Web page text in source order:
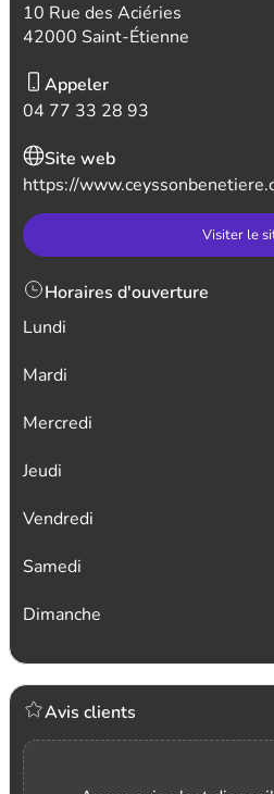
10 Rue des Aciéries
42000 Saint-Étienne
Appeler
04 77 33 28 93
Site web
https://
Visiter le
Horaires d'ouverture
Lundi
Mardi
Mercredi
Jeudi
Vendredi
Samedi
Dimanche
Avis clients